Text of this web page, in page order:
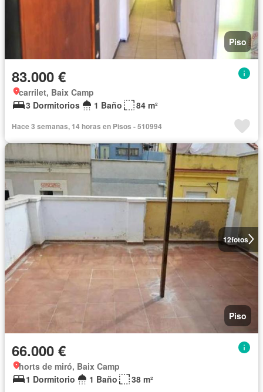
Piso
83.000 €
carrilet, Baix Camp
3 Dormitorios
1 Baño 84 m²
Hace 3 semanas, 14 horas en Pisos - 510994
12fotos
Piso
66.000 €
horts de miró, Baix Camp
1 Dormitorio
1 Baño 38 m²